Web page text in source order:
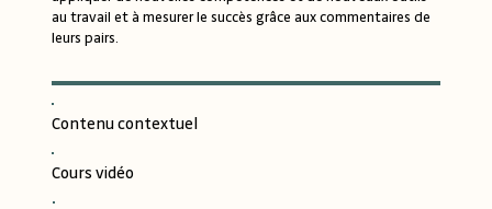
au travail et à mesurer le succès grâce aux commentaires de
leurs pairs.
Contenu contextuel
Cours vidéo